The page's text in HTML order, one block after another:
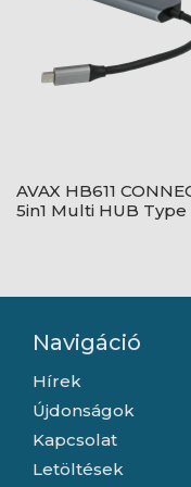
AVAX HB611
5in1 Multi HUB Type
Navigáció
Hírek
Újdonságok
Kapcsolat
Letöltések